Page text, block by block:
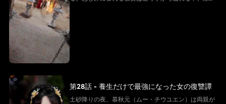
ら転落してしまう。だが、彼女は「白尊者」と呼ばれ
る隠遁の仙に救われる。復讐を誓う慕秋元は修行を懇
──そう思われていた。 その“養生功”こそ、実は仙界
第28話 - 養生だけで最強になった女の復讐譚
土砂降りの夜、慕秋元（ムー・チウユエン）は両親が